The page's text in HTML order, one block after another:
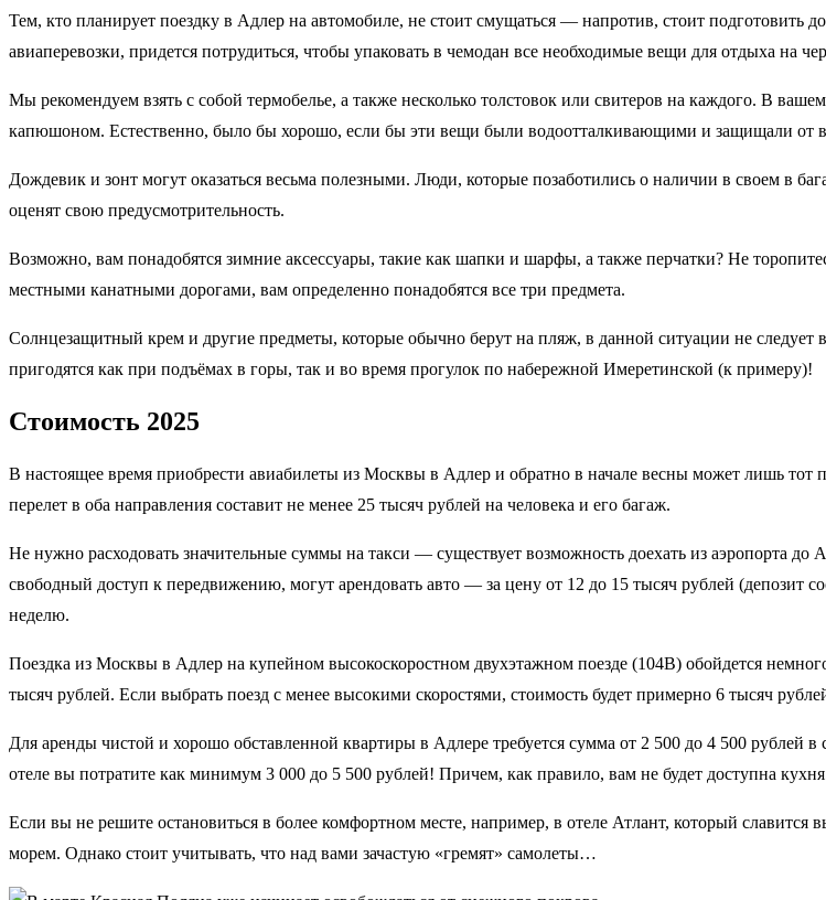
Тем, кто планирует поездку в Адлер на автомобиле, не стоит смущаться — напротив, стоит
авиаперевозки, придется потрудиться, чтобы упаковать в чемодан все необходимые вещи для отдыха на
Мы рекомендуем взять с собой термобелье, а также несколько толстовок или свитеров на каждого. В
капюшоном. Естественно, было бы хорошо, если бы эти вещи были водоотталкивающими и защищали от
Дождевик и зонт могут оказаться весьма полезными. Люди, которые позаботились о наличии в своем в
оценят свою предусмотрительность.
Возможно, вам понадобятся зимние аксессуары, такие как шапки и шарфы, а также перчатки? Не
местными канатными дорогами, вам определенно понадобятся все три предмета.
Солнцезащитный крем и другие предметы, которые обычно берут на пляж, в данной ситуации не
пригодятся как при подъёмах в горы, так и во время прогулок по набережной Имеретинской (к примеру)!
Стоимость 2025
В настоящее время приобрести авиабилеты из Москвы в Адлер и обратно в начале весны может лишь
перелет в оба направления составит не менее 25 тысяч рублей на человека и его багаж.
Не нужно расходовать значительные суммы на такси — существует возможность доехать из аэропорта
свободный доступ к передвижению, могут арендовать авто — за цену от 12 до 15 тысяч рублей (депозит
неделю.
Поездка из Москвы в Адлер на купейном высокоскоростном двухэтажном поезде (104В) обойдется
тысяч рублей. Если выбрать поезд с менее высокими скоростями, стоимость будет примерно 6 тысяч
Для аренды чистой и хорошо обставленной квартиры в Адлере требуется сумма от 2 500 до 4 500 рублей
отеле вы потратите как минимум 3 000 до 5 500 рублей! Причем, как правило, вам не будет доступна
Если вы не решите остановиться в более комфортном месте, например, в отеле Атлант, который
морем. Однако стоит учитывать, что над вами зачастую «гремят» самолеты…